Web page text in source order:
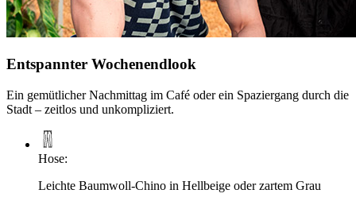
Entspannter Wochenendlook
Ein gemütlicher Nachmittag im Café oder ein Spaziergang durch die
Stadt – zeitlos und unkompliziert.
Hose:
Leichte Baumwoll-Chino in Hellbeige oder zartem Grau